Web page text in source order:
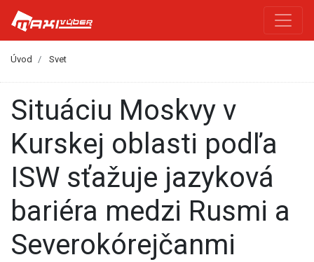
Úvod Svet
Situáciu Moskvy v
Kurskej oblasti podľa
ISW sťažuje jazyková
bariéra medzi Rusmi a
Severokórejčanmi